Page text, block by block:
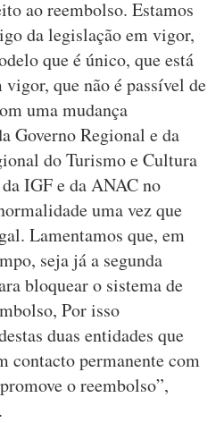
ao reembolso. Estamos
da legislação em vigor,
que é único, que está
vigor, que não é passível de
uma mudança
Governo Regional e da
do Turismo e Cultura
IGF e da ANAC no
uma vez que
Lamentamos que, em
seja já a segunda
bloquear o sistema de
Por isso
duas entidades que
contacto permanente com
o reembolso”,